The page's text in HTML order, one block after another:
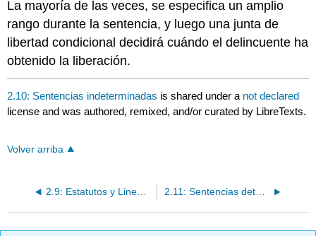
La mayoría de las veces, se especifica un amplio
rango durante la sentencia, y luego una junta de
libertad condicional decidirá cuándo el delincuente ha
obtenido la liberación.
2.10: Sentencias indeterminadas is shared under a not declared
license and was authored, remixed, and/or curated by LibreTexts.
Volver arriba
2.9: Estatutos y Lineamientos de Sentencias 2.11: Sentencias determinadas